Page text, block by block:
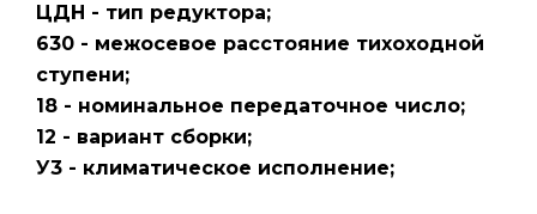
ЦДН - тип редуктора;
630 - межосевое расстояние тихоходной
ступени;
18 - номинальное передаточное число;
12 - вариант сборки;
У3 - климатическое исполнение;